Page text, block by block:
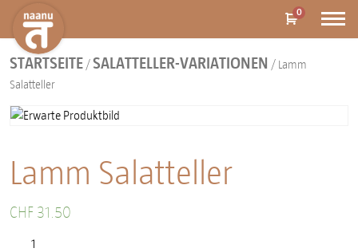
0
STARTSEITE /SALATTELLER-VARIATIONEN / Lamm
Salatteller
Lamm Salatteller
CHF 31.50
Lamm Salatteller Menge